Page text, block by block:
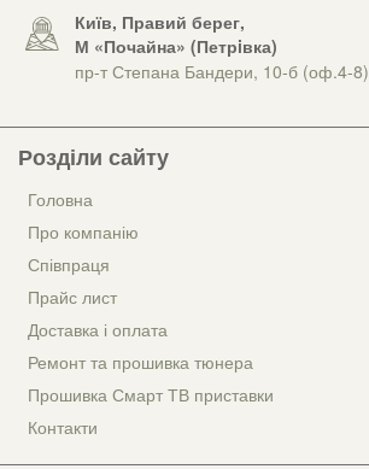
Київ, Правий берег,
М «Почайна» (Петрiвка)
пр-т Степана Бандери, 10-б (оф.4-8)
Розділи сайту
Головна
Про компанію
Співпраця
Прайс лист
Доставка і оплата
Ремонт та прошивка тюнера
Прошивка Смарт ТВ приставки
Контакти